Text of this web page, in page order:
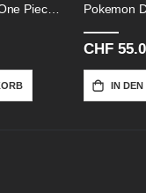
One Piece Monop One Piece-Monopoly
CHF
IN